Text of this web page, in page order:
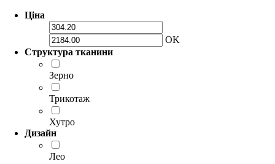
Ціна
OK
Структура тканини
Зерно
Трикотаж
Хутро
Дизайн
Лео